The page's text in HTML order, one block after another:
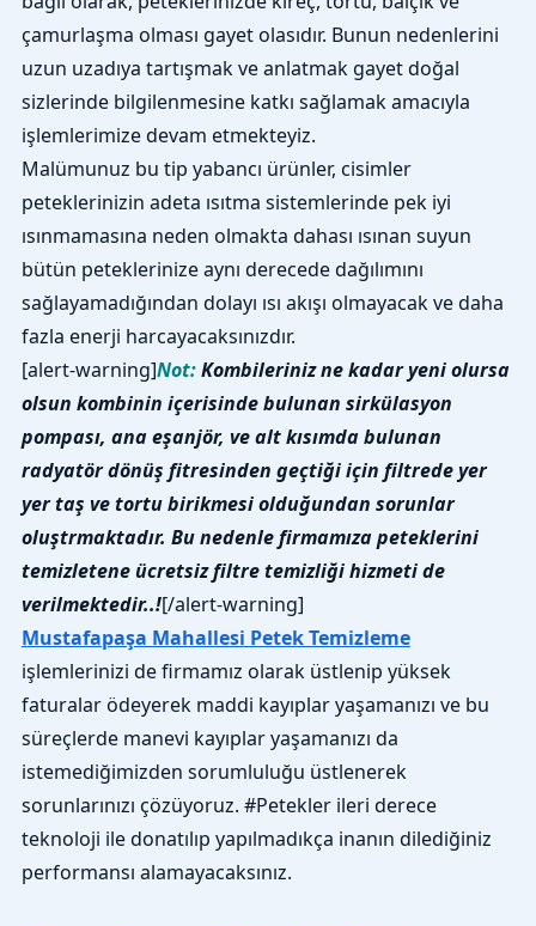
çamurlaşma olması gayet olasıdır. Bunun nedenlerini
uzun uzadıya tartışmak ve anlatmak gayet doğal
sizlerinde bilgilenmesine katkı sağlamak amacıyla
işlemlerimize devam etmekteyiz.
Malümunuz bu tip yabancı ürünler, cisimler
peteklerinizin adeta ısıtma sistemlerinde pek iyi
ısınmamasına neden olmakta dahası ısınan suyun
bütün peteklerinize aynı derecede dağılımını
sağlayamadığından dolayı ısı akışı olmayacak ve daha
fazla enerji harcayacaksınızdır.
[alert-warning]Not:Kombileriniz ne kadar yeni olursa
olsun kombinin içerisinde bulunan sirkülasyon
pompası, ana eşanjör, ve alt kısımda bulunan
radyatör dönüş fitresinden geçtiği için filtrede yer
yer taş ve tortu birikmesi olduğundan sorunlar
oluştrmaktadır. Bu nedenle firmamıza peteklerini
temizletene ücretsiz filtre temizliği hizmeti de
verilmektedir..![/alert-warning]
Mustafapaşa Mahallesi Petek Temizleme
işlemlerinizi de firmamız olarak üstlenip yüksek
faturalar ödeyerek maddi kayıplar yaşamanızı ve bu
süreçlerde manevi kayıplar yaşamanızı da
istemediğimizden sorumluluğu üstlenerek
sorunlarınızı çözüyoruz. #Petekler ileri derece
teknoloji ile donatılıp yapılmadıkça inanın dilediğiniz
performansı alamayacaksınız.